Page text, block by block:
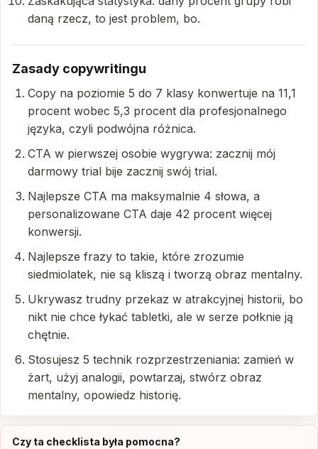
daną rzecz, to jest problem, bo.
Zasady copywritingu
Copy na poziomie 5 do 7 klasy konwertuje na 11,1
procent wobec 5,3 procent dla profesjonalnego
języka, czyli podwójna różnica.
CTA w pierwszej osobie wygrywa: zacznij mój
darmowy trial bije zacznij swój trial.
Najlepsze CTA ma maksymalnie 4 słowa, a
personalizowane CTA daje 42 procent więcej
konwersji.
Najlepsze frazy to takie, które zrozumie
siedmiolatek, nie są kliszą i tworzą obraz mentalny.
Ukrywasz trudny przekaz w atrakcyjnej historii, bo
nikt nie chce łykać tabletki, ale w serze połknie ją
chętnie.
Stosujesz 5 technik rozprzestrzeniania: zamień w
żart, użyj analogii, powtarzaj, stwórz obraz
mentalny, opowiedz historię.
Czy ta checklista była pomocna?